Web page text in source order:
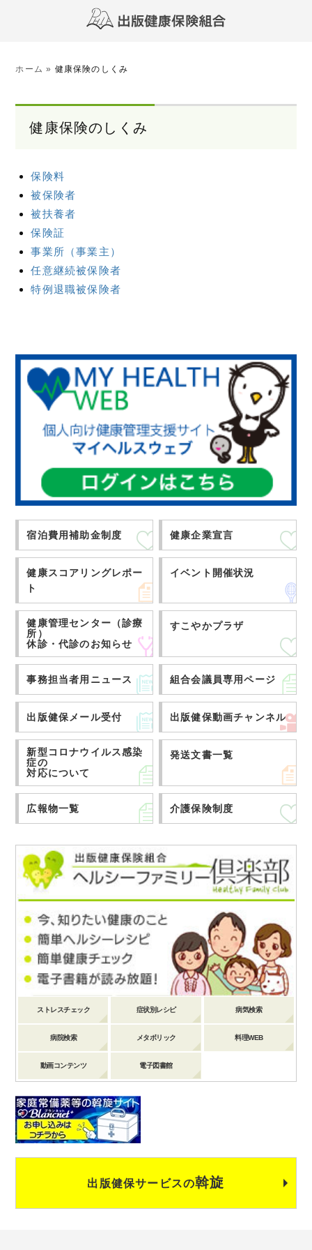
ホーム » 健康保険のしくみ
健康保険のしくみ
保険料
被保険者
被扶養者
保険証
事業所（事業主）
任意継続被保険者
特例退職被保険者
宿泊費用補助金制度 健康企業宣言
健康スコアリングレポー
ト
イベント開催状況
健康管理センター（診療
所）
休診・代診のお知らせ
すこやかプラザ
事務担当者用ニュース 組合会議員専用ページ
出版健保メール受付 出版健保動画チャンネル
新型コロナウイルス感染
症の
対応について
発送文書一覧
広報物一覧 介護保険制度
ストレスチェック 症状別レシピ 病気検索
病院検索 メタボリック 料理WEB
動画コンテンツ 電子図書館
出版健保サービスの斡旋